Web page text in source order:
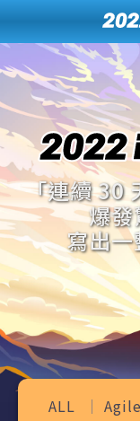
「連續 30
爆
寫出
ALL Agile